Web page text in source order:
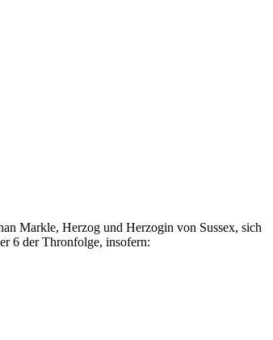
Markle, Herzog und Herzogin von Sussex, sich
6 der Thronfolge, insofern: